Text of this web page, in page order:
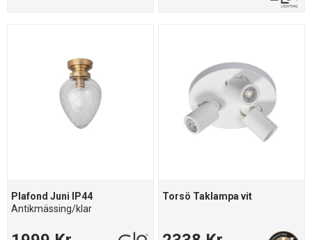
Plafond Juni IP44
Antikmässing/klar
Torsö Taklampa vit